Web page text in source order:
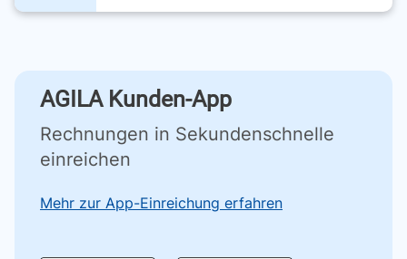
AGILA Kunden-App
Rechnungen in Sekundenschnelle
einreichen
Mehr zur App-Einreichung erfahren